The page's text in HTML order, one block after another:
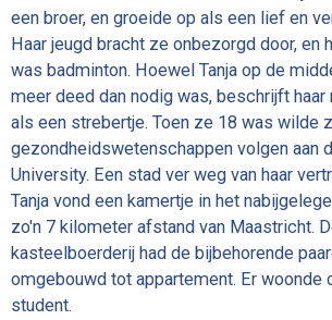
een broer, en groeide op als een lief en
Haar jeugd bracht ze onbezorgd door, en
was badminton. Hoewel Tanja op de
meer deed dan nodig was, beschrijft haar
als een strebertje. Toen ze 18 was wilde
gezondheidswetenschappen volgen aan
University. Een stad ver weg van haar
Tanja vond een kamertje in het
zo'n 7 kilometer afstand van Maastricht.
kasteelboerderij had de bijbehorende
omgebouwd tot appartement. Er woonde
student.